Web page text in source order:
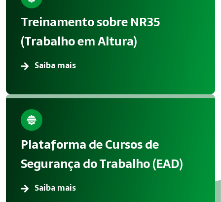
Treinamento sobre NR35
(Trabalho em Altura)
Saiba mais
Plataforma de Cursos de
Segurança do Trabalho (EAD)
Saiba mais